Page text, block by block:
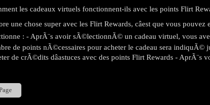
les cadeaux virtuels fonctionnent-ils avec les points Flirt
une chose super avec les Flirt Rewards, câest que vous
: - AprÃ¨s avoir sÃ©lectionnÃ© un cadeau virtuel, vous
de points nÃ©cessaires pour acheter le cadeau sera indiquÃ©
de crÃ©dits dâastuces avec des points Flirt Rewards -